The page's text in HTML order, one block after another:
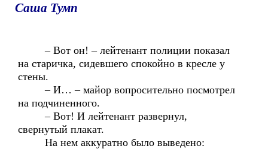
Саша Тумп
– Вот он! – лейтенант полиции показал
на старичка, сидевшего спокойно в кресле у
стены.
– И… – майор вопросительно посмотрел
на подчиненного.
– Вот! И лейтенант развернул,
свернутый плакат.
На нем аккуратно было выведено: